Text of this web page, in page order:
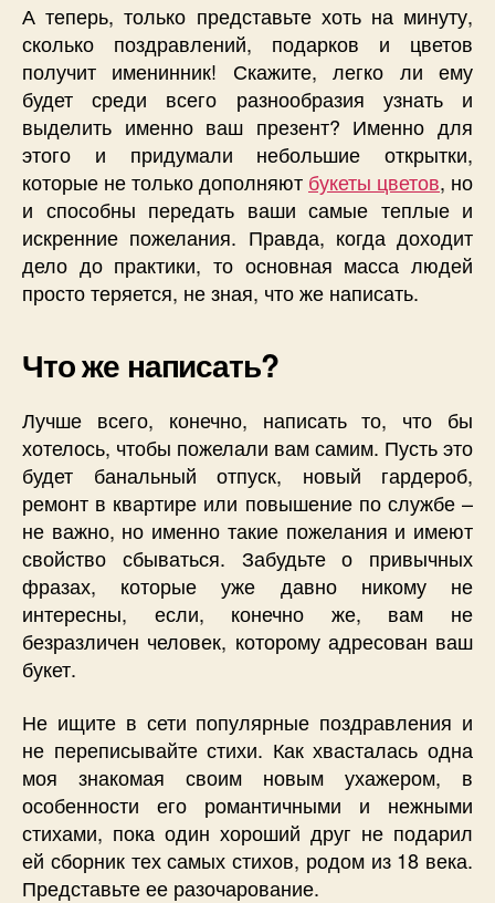
А теперь, только представьте хоть на минуту,
сколько поздравлений, подарков и цветов
получит именинник! Скажите, легко ли ему
будет среди всего разнообразия узнать и
выделить именно ваш презент? Именно для
этого и придумали небольшие открытки,
которые не только дополняют букеты цветов, но
и способны передать ваши самые теплые и
искренние пожелания. Правда, когда доходит
дело до практики, то основная масса людей
просто теряется, не зная, что же написать.
Что же написать?
Лучше всего, конечно, написать то, что бы
хотелось, чтобы пожелали вам самим. Пусть это
будет банальный отпуск, новый гардероб,
ремонт в квартире или повышение по службе –
не важно, но именно такие пожелания и имеют
свойство сбываться. Забудьте о привычных
фразах, которые уже давно никому не
интересны, если, конечно же, вам не
безразличен человек, которому адресован ваш
букет.
Не ищите в сети популярные поздравления и
не переписывайте стихи. Как хвасталась одна
моя знакомая своим новым ухажером, в
особенности его романтичными и нежными
стихами, пока один хороший друг не подарил
ей сборник тех самых стихов, родом из 18 века.
Представьте ее разочарование.